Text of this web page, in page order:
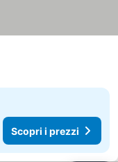
Scopri i prezzi